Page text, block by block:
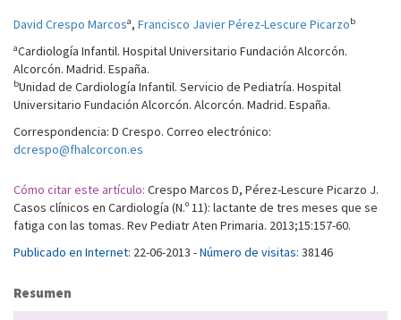
David Crespo Marcosa, Francisco Javier Pérez-Lescure Picarzob
aCardiología Infantil. Hospital Universitario Fundación Alcorcón.
Alcorcón. Madrid. España.
bUnidad de Cardiología Infantil. Servicio de Pediatría. Hospital
Universitario Fundación Alcorcón. Alcorcón. Madrid. España.
Correspondencia: D Crespo. Correo electrónico:
dcrespo@fhalcorcon.es
Cómo citar este artículo: Crespo Marcos D, Pérez-Lescure Picarzo J.
Casos clínicos en Cardiología (N.º 11): lactante de tres meses que se
fatiga con las tomas. Rev Pediatr Aten Primaria. 2013;15:157-60.
Publicado en Internet: 22-06-2013 -Número de visitas: 38146
Resumen